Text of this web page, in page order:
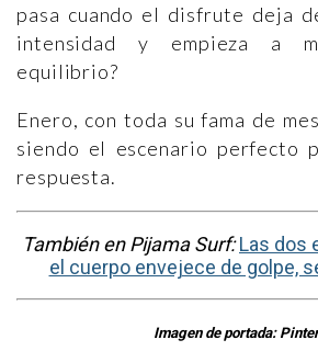
pasa cuando el disfrute deja
intensidad y empieza a
equilibrio?
Enero, con toda su fama de
siendo el escenario perfecto
respuesta.
También en Pijama Surf: Las dos
el cuerpo envejece de golpe,
Imagen de portada: